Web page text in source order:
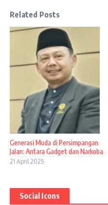
Related Posts
Generasi Muda di Persimpangan
Jalan: Antara Gadget dan Narkoba
21 April 2025
Social Icons